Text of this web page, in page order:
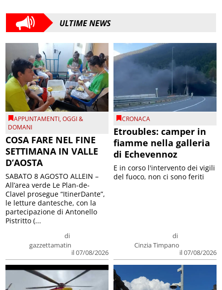
ULTIME NEWS
APPUNTAMENTI,OGGI &
DOMANI
COSA FARE NEL FINE
SETTIMANA IN VALLE
D’AOSTA
di
gazzettamatin
il 07/08/2026
SABATO 8 AGOSTO ALLEIN –
All’area verde Le Plan-de-
Clavel prosegue “ItinerDante”,
le letture dantesche, con la
partecipazione di Antonello
Pistritto (...
CRONACA
Etroubles: camper in
fiamme nella galleria
di Echevennoz
di
Cinzia Timpano
il 07/08/2026
E in corso l'intervento dei vigili
del fuoco, non ci sono feriti